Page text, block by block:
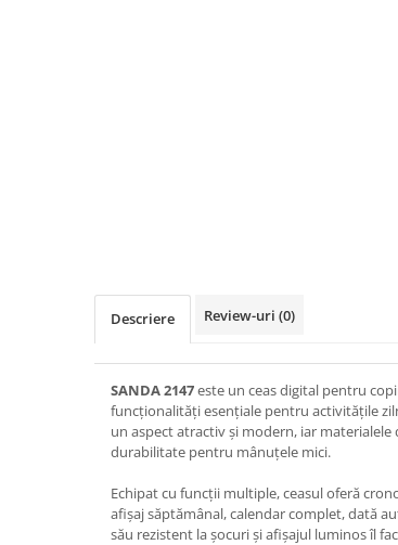
Descriere Review-uri (0)
SANDA 2147este un ceas digital pentru
funcționalități esențiale pentru activitățile
un aspect atractiv și modern, iar
durabilitate pentru mânuțele mici.
Echipat cu funcții multiple, ceasul oferă
afișaj săptămânal, calendar complet, dată
său rezistent la șocuri și afișajul luminos îl